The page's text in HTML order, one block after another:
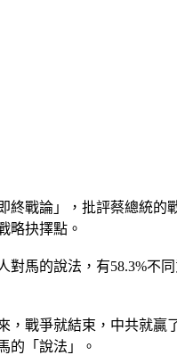
戰論」，批評蔡總統
略抉擇點。
馬的說法，有58.3%不
，戰爭就結束，中共就
的「說法」。